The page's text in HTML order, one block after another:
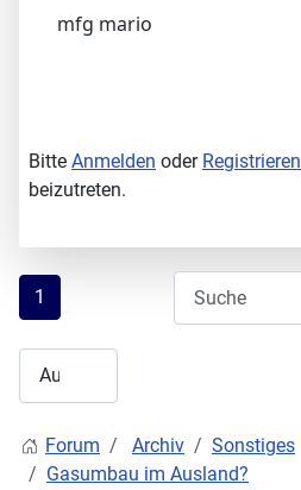
mfg mario
Bitte Anmelden oder Registrieren
beizutreten.
1
Forum Archiv
Sonstiges
Gasumbau im Ausland?